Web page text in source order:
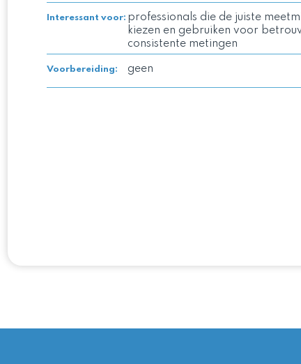
Interessant voor: professionals die de juiste
kiezen en gebruiken voor
consistente metingen
Voorbereiding: geen